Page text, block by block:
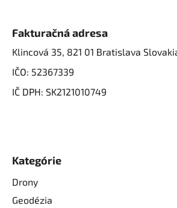
Fakturačná adresa
Klincová 35, 821 01 Bratislava
IČO: 52367339
IČ DPH: SK2121010749
Kategórie
Drony
Geodézia